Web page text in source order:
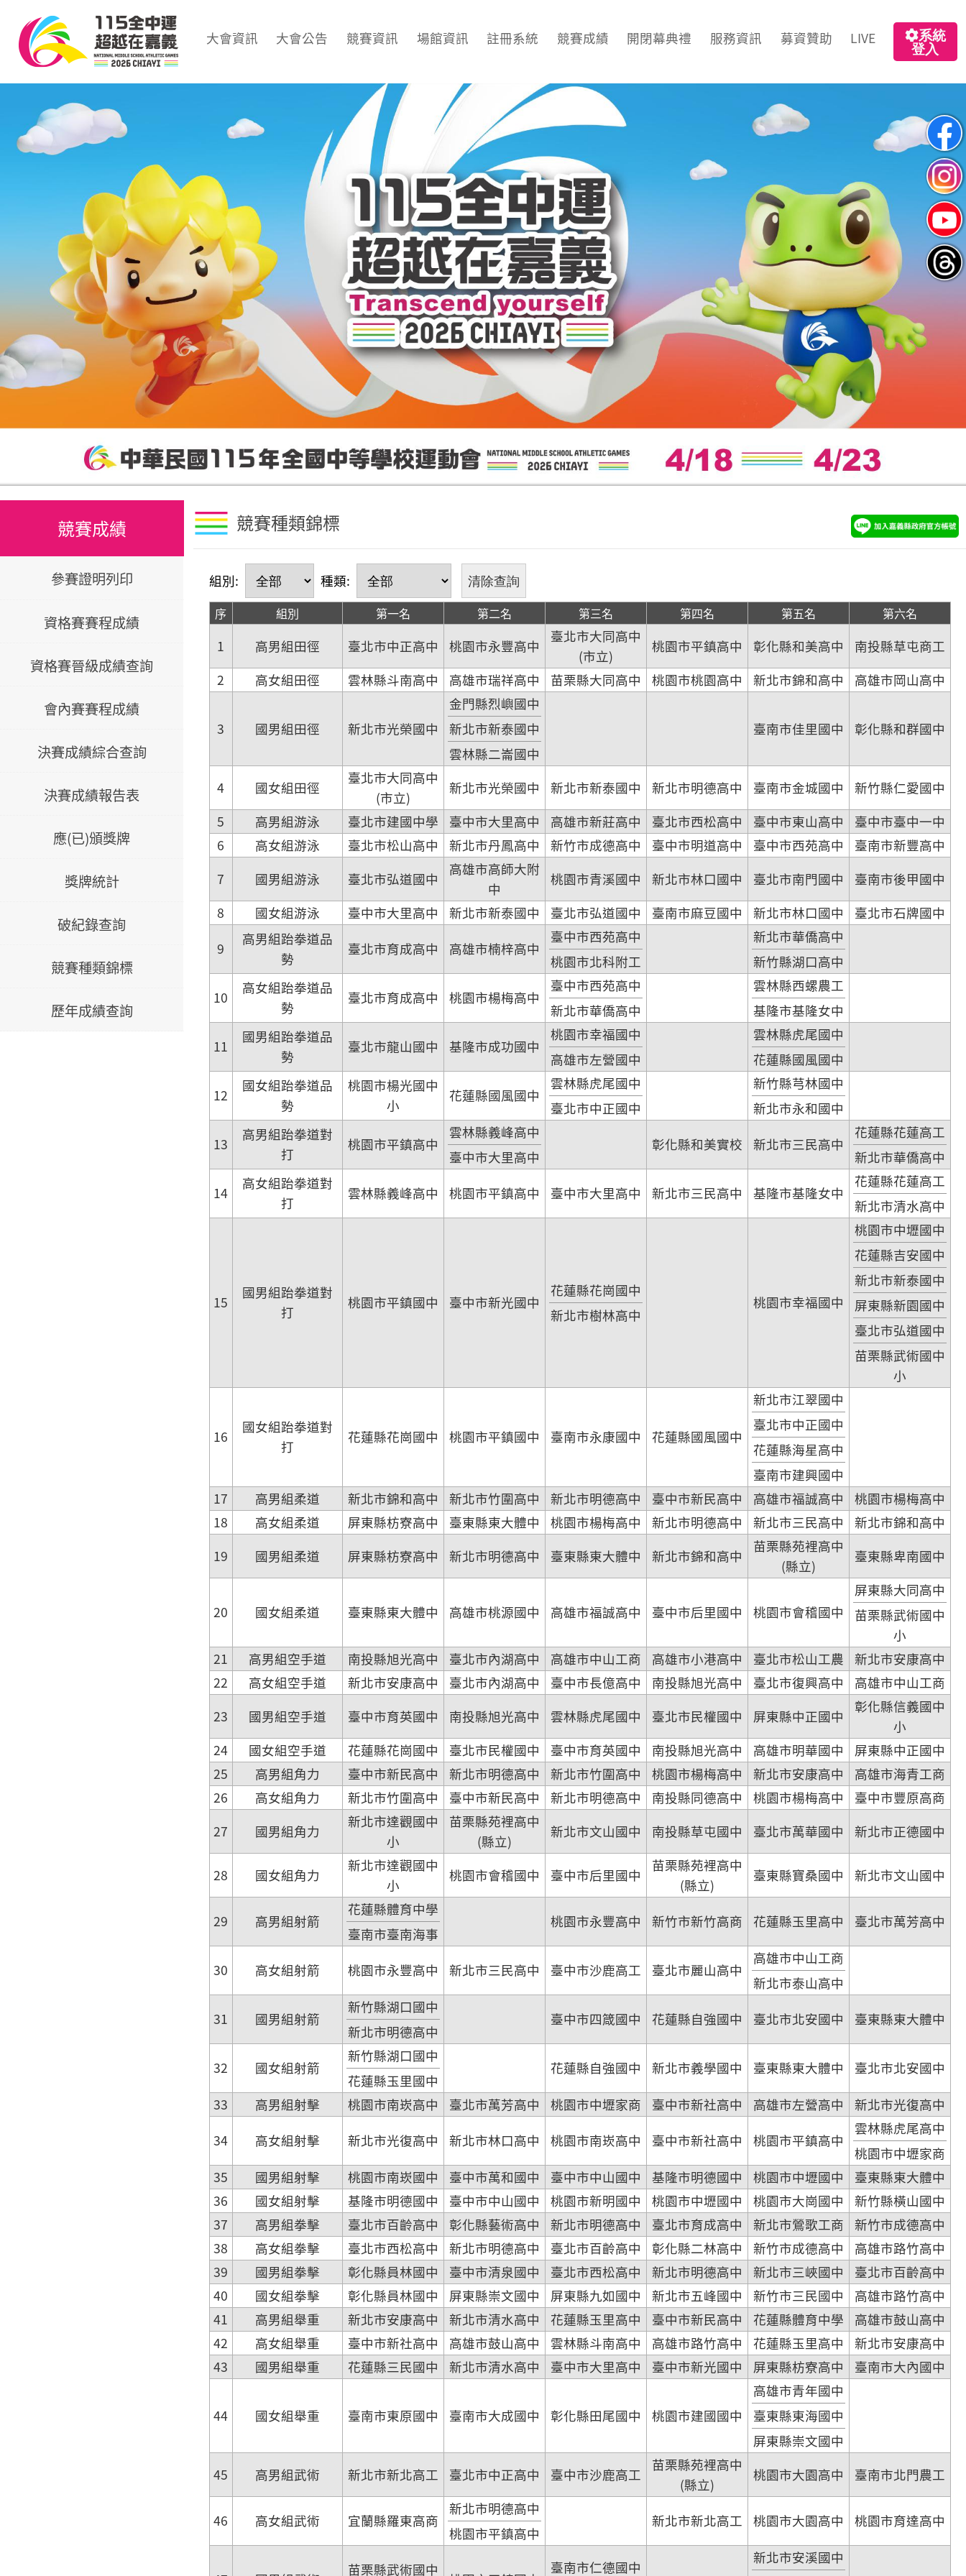
大會資訊 大會公告 競賽資訊 場館資訊 註冊系統 競賽成績 開閉幕典禮 服務資訊 募資贊助 LIVE
系統
登入
競賽成績
參賽證明列印
資格賽賽程成績
資格賽晉級成績查詢
會內賽賽程成績
決賽成績綜合查詢
決賽成績報告表
應(已)頒獎牌
獎牌統計
破紀錄查詢
競賽種類錦標
歷年成績查詢
競賽種類錦標
組別: 種類:
序 組別 第一名 第二名 第三名 第四名 第五名 第六名
1 高男組田徑 臺北市中正高中 桃園市永豐高中
臺北市大同高中
(市立)
桃園市平鎮高中 彰化縣和美高中
南投縣草屯商工
2
高女組田徑 雲林縣斗南高中 高雄市瑞祥高中 苗栗縣大同高中 桃園市桃園高中 新北市錦和高中 高雄市岡山高中
3 國男組田徑 新北市光榮國中
金門縣烈嶼國中
新北市新泰國中
雲林縣二崙國中
臺南市佳里國中 彰化縣和群國中
4 國女組田徑
臺北市大同高中
(市立)
新北市光榮國中 新北市新泰國中 新北市明德高中 臺南市金城國中
新竹縣仁愛國中
5
高男組游泳 臺北市建國中學 臺中市大里高中 高雄市新莊高中 臺北市西松高中 臺中市東山高中
臺中市臺中一中
6
高女組游泳 臺北市松山高中 新北市丹鳳高中 新竹市成德高中 臺中市明道高中 臺中市西苑高中
臺南市新豐高中
7
國男組游泳 臺北市弘道國中
高雄市高師大附
中
桃園市青溪國中 新北市林口國中 臺北市南門國中
臺南市後甲國中
8
國女組游泳 臺中市大里高中 新北市新泰國中 臺北市弘道國中 臺南市麻豆國中 新北市林口國中
臺北市石牌國中
9
高男組跆拳道品
勢
臺北市育成高中 高雄市楠梓高中
臺中市西苑高中
桃園市北科附工
新北市華僑高中
新竹縣湖口高中
10
高女組跆拳道品
勢
臺北市育成高中 桃園市楊梅高中
臺中市西苑高中
新北市華僑高中
雲林縣西螺農工
基隆市基隆女中
11
國男組跆拳道品
勢
臺北市龍山國中 基隆市成功國中
桃園市幸福國中
高雄市左營國中
雲林縣虎尾國中
花蓮縣國風國中
12
國女組跆拳道品
勢
桃園市楊光國中
小
花蓮縣國風國中
雲林縣虎尾國中
臺北市中正國中
新竹縣芎林國中
新北市永和國中
13
高男組跆拳道對
打
桃園市平鎮高中
雲林縣義峰高中
臺中市大里高中
彰化縣和美實校 新北市三民高中
花蓮縣花蓮高工
新北市華僑高中
14
高女組跆拳道對
打
雲林縣義峰高中 桃園市平鎮高中 臺中市大里高中 新北市三民高中 基隆市基隆女中
花蓮縣花蓮高工
新北市清水高中
15
國男組跆拳道對
打
桃園市平鎮國中 臺中市新光國中
花蓮縣花崗國中
新北市樹林高中
桃園市幸福國中
桃園市中壢國中
花蓮縣吉安國中
新北市新泰國中
屏東縣新園國中
臺北市弘道國中
苗栗縣武術國中
小
16
國女組跆拳道對
打
花蓮縣花崗國中 桃園市平鎮國中 臺南市永康國中 花蓮縣國風國中
新北市江翠國中
臺北市中正國中
花蓮縣海星高中
臺南市建興國中
17
高男組柔道 新北市錦和高中 新北市竹圍高中 新北市明德高中 臺中市新民高中 高雄市福誠高中
桃園市楊梅高中
18
高女組柔道 屏東縣枋寮高中 臺東縣東大體中 桃園市楊梅高中 新北市明德高中 新北市三民高中
新北市錦和高中
19
國男組柔道 屏東縣枋寮高中 新北市明德高中 臺東縣東大體中 新北市錦和高中
苗栗縣苑裡高中
(縣立)
臺東縣卑南國中
20 國女組柔道 臺東縣東大體中 高雄市桃源國中 高雄市福誠高中 臺中市后里國中 桃園市會稽國中
屏東縣大同高中
苗栗縣武術國中
小
21
高男組空手道 南投縣旭光高中 臺北市內湖高中 高雄市中山工商 高雄市小港高中 臺北市松山工農
新北市安康高中
22
高女組空手道 新北市安康高中 臺北市內湖高中 臺中市長億高中 南投縣旭光高中 臺北市復興高中
高雄市中山工商
23
國男組空手道 臺中市育英國中 南投縣旭光高中 雲林縣虎尾國中 臺北市民權國中 屏東縣中正國中
彰化縣信義國中
小
24
國女組空手道 花蓮縣花崗國中 臺北市民權國中 臺中市育英國中 南投縣旭光高中 高雄市明華國中
屏東縣中正國中
25
高男組角力 臺中市新民高中 新北市明德高中 新北市竹圍高中 桃園市楊梅高中 新北市安康高中
高雄市海青工商
26
高女組角力 新北市竹圍高中 臺中市新民高中 新北市明德高中 南投縣同德高中 桃園市楊梅高中
臺中市豐原高商
27
國男組角力
新北市達觀國中
小
苗栗縣苑裡高中
(縣立)
新北市文山國中 南投縣草屯國中 臺北市萬華國中 新北市正德國中
28 國女組角力
新北市達觀國中
小
桃園市會稽國中 臺中市后里國中
苗栗縣苑裡高中
(縣立)
臺東縣寶桑國中 新北市文山國中
29 高男組射箭
花蓮縣體育中學
臺南市臺南海事
桃園市永豐高中 新竹市新竹高商 花蓮縣玉里高中 臺北市萬芳高中
30 高女組射箭 桃園市永豐高中 新北市三民高中 臺中市沙鹿高工 臺北市麗山高中
高雄市中山工商
新北市泰山高中
31
國男組射箭
新竹縣湖口國中
新北市明德高中
臺中市四箴國中 花蓮縣自強國中 臺北市北安國中 臺東縣東大體中
32 國女組射箭
新竹縣湖口國中
花蓮縣玉里國中
花蓮縣自強國中 新北市義學國中 臺東縣東大體中 臺北市北安國中
33 高男組射擊 桃園市南崁高中 臺北市萬芳高中 桃園市中壢家商 臺中市新社高中 高雄市左營高中
新北市光復高中
34
高女組射擊 新北市光復高中 新北市林口高中 桃園市南崁高中 臺中市新社高中 桃園市平鎮高中
雲林縣虎尾高中
桃園市中壢家商
35
國男組射擊 桃園市南崁國中 臺中市萬和國中 臺中市中山國中 基隆市明德國中 桃園市中壢國中
臺東縣東大體中
36
國女組射擊 基隆市明德國中 臺中市中山國中 桃園市新明國中 桃園市中壢國中 桃園市大崗國中
新竹縣橫山國中
37
高男組拳擊 臺北市百齡高中 彰化縣藝術高中 新北市明德高中 臺北市育成高中 新北市鶯歌工商
新竹市成德高中
38
高女組拳擊 臺北市西松高中 新北市明德高中 臺北市百齡高中 彰化縣二林高中 新竹市成德高中
高雄市路竹高中
39
國男組拳擊 彰化縣員林國中 臺中市清泉國中 臺北市西松高中 新北市明德高中 新北市三峽國中
臺北市百齡高中
40
國女組拳擊 彰化縣員林國中 屏東縣崇文國中 屏東縣九如國中 新北市五峰國中 新竹市三民國中
高雄市路竹高中
41
高男組舉重 新北市安康高中 新北市清水高中 花蓮縣玉里高中 臺中市新民高中 花蓮縣體育中學
高雄市鼓山高中
42
高女組舉重 臺中市新社高中 高雄市鼓山高中 雲林縣斗南高中 高雄市路竹高中 花蓮縣玉里高中
新北市安康高中
43
國男組舉重 花蓮縣三民國中 新北市清水高中 臺中市大里高中 臺中市新光國中 屏東縣枋寮高中 臺南市大內國中
44 國女組舉重 臺南市東原國中 臺南市大成國中 彰化縣田尾國中 桃園市建國國中
高雄市青年國中
臺東縣東海國中
屏東縣崇文國中
45
高男組武術 新北市新北高工 臺北市中正高中 臺中市沙鹿高工
苗栗縣苑裡高中
(縣立)
桃園市大園高中 臺南市北門農工
46 高女組武術 宜蘭縣羅東高商
新北市明德高中
桃園市平鎮高中
新北市新北高工 桃園市大園高中 桃園市育達高中
苗栗縣武術國中 臺南市仁德國中
新北市安溪國中